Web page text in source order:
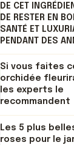
DE CET
DE RESTER EN
SANTÉ ET
PENDANT DES
Si vous faites
orchidée
les experts le
recommandent
Les 5 plus
roses pour le